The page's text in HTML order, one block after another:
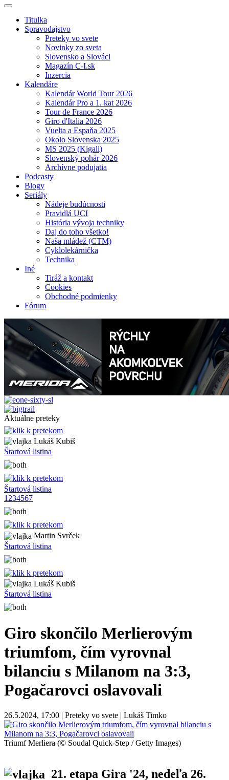
Titulka
Spravodajstvo
Preteky vo svete
Novinky zo sveta
Slovensko a Slováci
Magazín C-I.sk
Inzercia
Kalendáre
Kalendár World Tour 2026
Kalendár Pro a 1. kat 2026
Tour de France 2026
Giro d'Italia 2026
Vuelta a Espaňa 2025
Okolo Slovenska 2025
MS 2025 (Kigali)
Slovenský pohár 2026
Archívne podujatia
Podcasty
Blogy
Seriály
Nádeje budúcnosti
Pravidlá UCI
História vývoja techniky
Daj do toho všetko!
Naša mládež (CTM)
Cyklolekárnička
Technika
Iné
Tiráž a kontakt
Cookies
Obchodné podmienky
Fórum
Aktuálne preteky
Lukáš Kubiš
Štartová listina
Štartová listina
1 234567
Martin Svrček
Štartová listina
Lukáš Kubiš
Štartová listina
Giro skončilo Merlierovým
triumfom, čím vyrovnal
bilanciu s Milanom na 3:3,
Pogačarovci oslavovali
26.5.2024, 17:00 | Preteky vo svete | Lukáš Timko
Triumf Merliera (© Soudal Quick-Step / Getty Images)
21. etapa Gira '24, nedeľa 26.